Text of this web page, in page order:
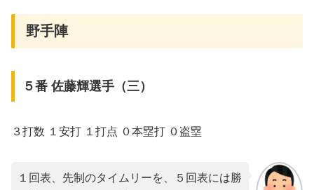
野手陣
５番 佐藤輝選手（三）
３打数 １安打 １打点 ０本塁打 ０盗塁
１回表、先制のタイムリーを、５回表には勝